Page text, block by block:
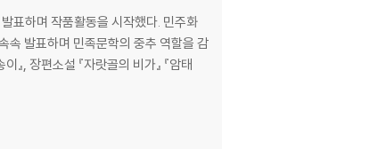
들어라/백산(白山)으로 가자/보복/별
표하며 작품활동을 시작했다. 민주화
속 발표하며 민족문학의 중추 역할을 감
』, 장편소설 『자랏골의 비가』 『암태